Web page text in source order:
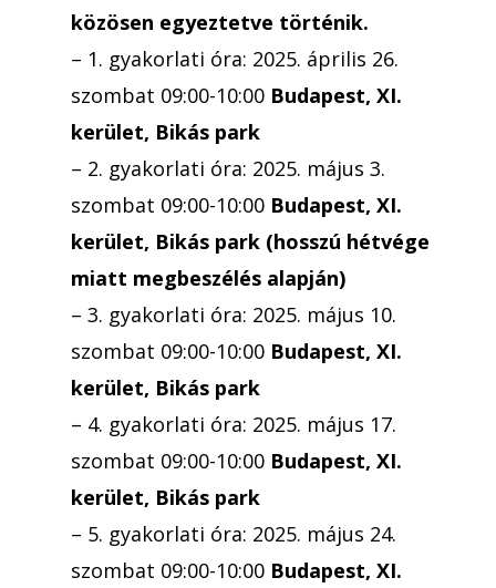
közösen egyeztetve történik.
– 1. gyakorlati óra: 2025. április 26.
szombat 09:00-10:00 Budapest, XI.
kerület, Bikás park
– 2. gyakorlati óra: 2025. május 3.
szombat 09:00-10:00 Budapest, XI.
kerület, Bikás park (hosszú hétvége
miatt megbeszélés alapján)
– 3. gyakorlati óra: 2025. május 10.
szombat 09:00-10:00 Budapest, XI.
kerület, Bikás park
– 4. gyakorlati óra: 2025. május 17.
szombat 09:00-10:00 Budapest, XI.
kerület, Bikás park
– 5. gyakorlati óra: 2025. május 24.
szombat 09:00-10:00 Budapest, XI.